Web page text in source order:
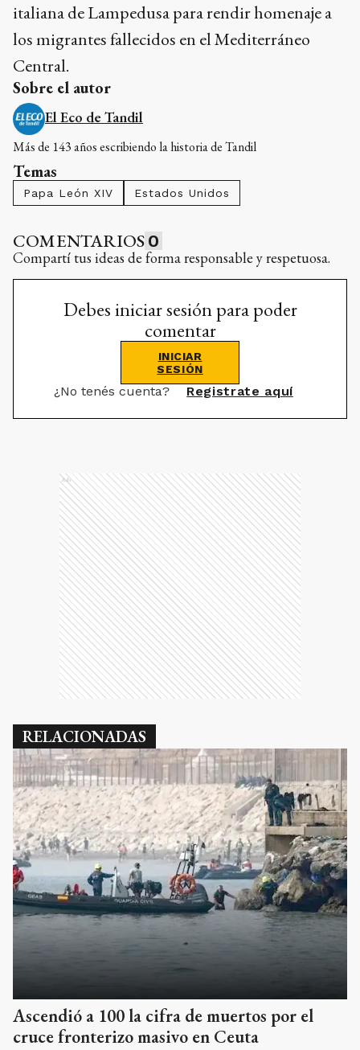
italiana de Lampedusa para rendir homenaje a
los migrantes fallecidos en el Mediterráneo
Central.
Sobre el autor
El Eco de Tandil
Más de 143 años escribiendo la historia de Tandil
Temas
Papa León XIV Estados Unidos
COMENTARIOS 0
Compartí tus ideas de forma responsable y respetuosa.
Debes iniciar sesión para poder
comentar
INICIAR
SESIÓN
¿No tenés cuenta? Registrate aquí
Ads
RELACIONADAS
Ascendió a 100 la cifra de muertos por el
cruce fronterizo masivo en Ceuta